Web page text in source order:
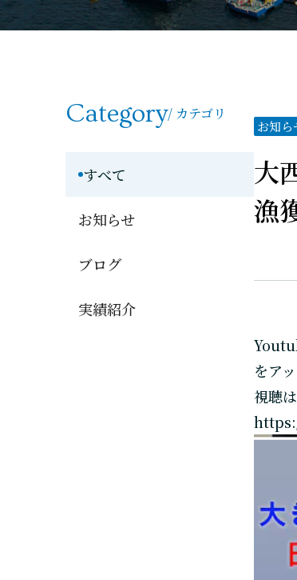
Category/ カテゴリ
すべて
お知らせ
ブログ
実績紹介
お知ら
大
漁
をア
視聴は